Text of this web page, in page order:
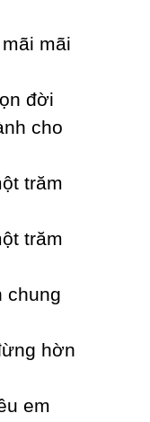
mãi
đời
cho
trăm
trăm
chung
hờn
em